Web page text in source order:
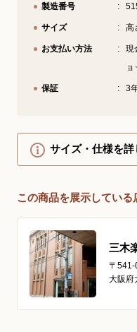
製造番号
サイズ 高
お支払い方法
現
保証 3
サイズ・仕様を詳
この商品を展示している
三木
〒541-
大阪府